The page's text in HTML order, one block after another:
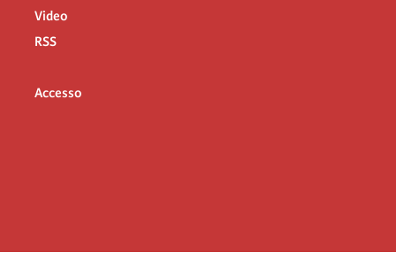
Video
RSS
Accesso